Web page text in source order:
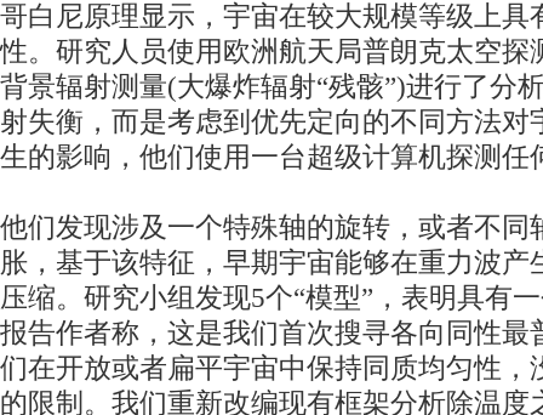
哥白尼原理显示，宇宙在较大规模等级上具
性。研究人员使用欧洲航天局普朗克太空探
背景辐射测量(大爆炸辐射“残骸”)进行了分
射失衡，而是考虑到优先定向的不同方法对
生的影响，他们使用一台超级计算机探测任
他们发现涉及一个特殊轴的旋转，或者不同
胀，基于该特征，早期宇宙能够在重力波产
压缩。研究小组发现5个“模型”，表明具有
报告作者称，这是我们首次搜寻各向同性最
们在开放或者扁平宇宙中保持同质均匀性，
的限制。我们重新改编现有框架分析除温度